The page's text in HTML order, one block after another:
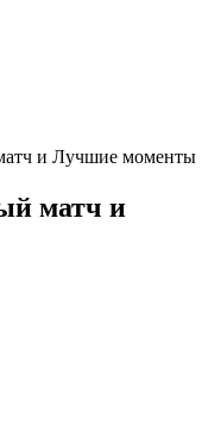
и Лучшие моменты
матч и